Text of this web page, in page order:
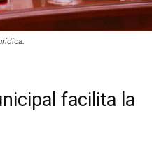
facilita la